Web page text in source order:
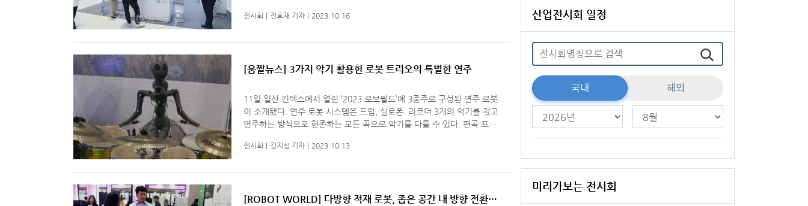
전시회 전효재 기자 2023.10.16
[움짤뉴스] 3가지 악기 활용한 로봇 트리오의 특별한 연주
11일 일산 킨텍스에서 열린 ‘2023 로보월드’에 3중주로 구성된 연주 로봇
이 소개됐다. 연주 로봇 시스템은 드럼, 실로폰. 리코더 3개의 악기를 갖고
연주하는 방식으로 현존하는 모든 곡으로 악기를 다룰 수 있다. 편곡 프로
전시회 김지성 기자 2023.10.13
[ROBOT WORLD] 다방향 적재 로봇, 좁은 공간 내 방향 전환
산업전시회 일정
국내 해외
미리가보는 전시회